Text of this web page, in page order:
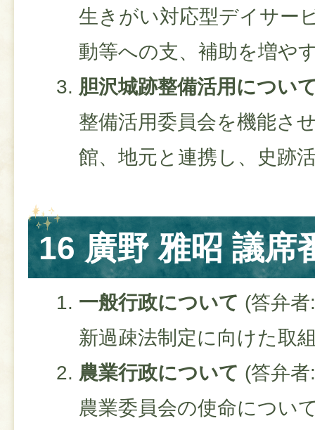
生きがい対応型デイサー
動等への支、補助を増や
胆沢城跡整備活用につい
整備活用委員会を機能さ
館、地元と連携し、史跡
16 廣野 雅昭 議席
一般行政について (答弁
新過疎法制定に向けた取
農業行政について (答弁
農業委員会の使命につい